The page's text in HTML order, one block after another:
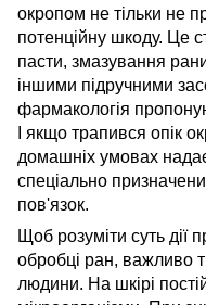
окропом не тільки не
потенційну шкоду. Це
пасти, змазування
іншими підручними
фармакологія
І якщо трапився опік
домашніх умовах
спеціально
пов'язок.
Щоб розуміти суть дії
обробці ран, важливо
людини. На шкірі